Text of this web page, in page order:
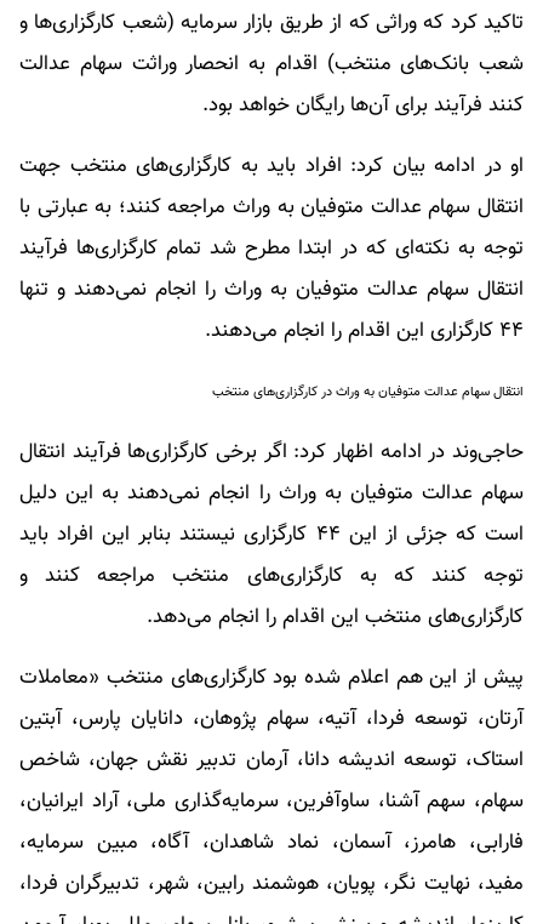
تاکید کرد که وراثی که از طریق بازار سرمایه (شعب کارگزاری‌ها و
شعب بانک‌های منتخب) اقدام به انحصار وراثت سهام عدالت
کنند فرآیند برای آن‌ها رایگان خواهد بود.
او در ادامه بیان کرد: افراد باید به کارگزاری‌های منتخب جهت
انتقال سهام عدالت متوفیان به وراث مراجعه کنند؛ به عبارتی با
توجه به نکته‌ای که در ابتدا مطرح شد تمام کارگزاری‌ها فرآیند
انتقال سهام عدالت متوفیان به وراث را انجام نمی‌دهند و تنها
۴۴ کارگزاری این اقدام را انجام می‌دهند.
انتقال سهام عدالت متوفیان به وراث در کارگزاری‌های منتخب
حاجی‌وند در ادامه اظهار کرد: اگر برخی کارگزاری‌ها فرآیند انتقال
سهام عدالت متوفیان به وراث را انجام نمی‌دهند به این دلیل
است که جزئی از این ۴۴ کارگزاری نیستند بنابر این افراد باید
توجه کنند که به کارگزاری‌های منتخب مراجعه کنند و
کارگزاری‌های منتخب این اقدام را انجام می‌دهد.
پیش از این هم اعلام شده بود کارگزاری‌های منتخب «معاملات
آرتان، توسعه فردا، آتیه، سهام پژوهان، دانایان پارس، آبتین
استاک، توسعه اندیشه دانا، آرمان تدبیر نقش جهان، شاخص
سهام، سهم آشنا، ساوآفرین، سرمایه‌گذاری ملی، آراد ایرانیان،
فارابی، هامرز، آسمان، نماد شاهدان، آگاه، مبین سرمایه،
مفید، نهایت نگر، پویان، هوشمند رابین، شهر، تدبیرگران فردا،